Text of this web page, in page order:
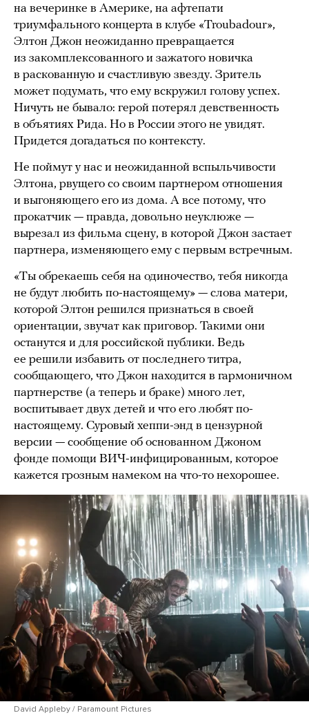
на вечеринке в Америке, на афтепати
триумфального концерта в клубе «Troubadour»,
Элтон Джон неожиданно превращается
из закомплексованного и зажатого новичка
в раскованную и счастливую звезду. Зритель
может подумать, что ему вскружил голову успех.
Ничуть не бывало: герой потерял девственность
в объятиях Рида. Но в России этого не увидят.
Придется догадаться по контексту.
Не поймут у нас и неожиданной вспыльчивости
Элтона, рвущего со своим партнером отношения
и выгоняющего его из дома. А все потому, что
прокатчик — правда, довольно неуклюже —
вырезал из фильма сцену, в которой Джон застает
партнера, изменяющего ему с первым встречным.
«Ты обрекаешь себя на одиночество, тебя никогда
не будут любить по-настоящему» — слова матери,
которой Элтон решился признаться в своей
ориентации, звучат как приговор. Такими они
останутся и для российской публики. Ведь
ее решили избавить от последнего титра,
сообщающего, что Джон находится в гармоничном
партнерстве (а теперь и браке) много лет,
воспитывает двух детей и что его любят по-
настоящему. Суровый хеппи-энд в цензурной
версии — сообщение об основанном Джоном
фонде помощи ВИЧ-инфицированным, которое
кажется грозным намеком на что-то нехорошее.
David Appleby / Paramount Pictures